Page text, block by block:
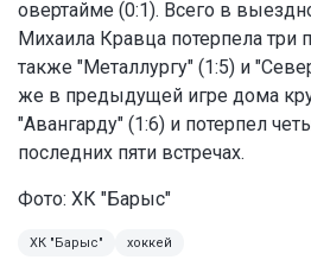
овертайме (0:1). Всего в
Михаила Кравца потерпела три
также "Металлургу" (1:5) и
же в предыдущей игре дома
"Авангарду" (1:6) и потерпел
последних пяти встречах.
Фото: ХК "Барыс"
ХК "Барыс" хоккей